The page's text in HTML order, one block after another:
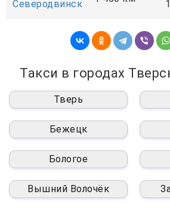
Северодвинск
Такси в городах
Тверь
Бежецк
Бологое
Вышний Волочёк